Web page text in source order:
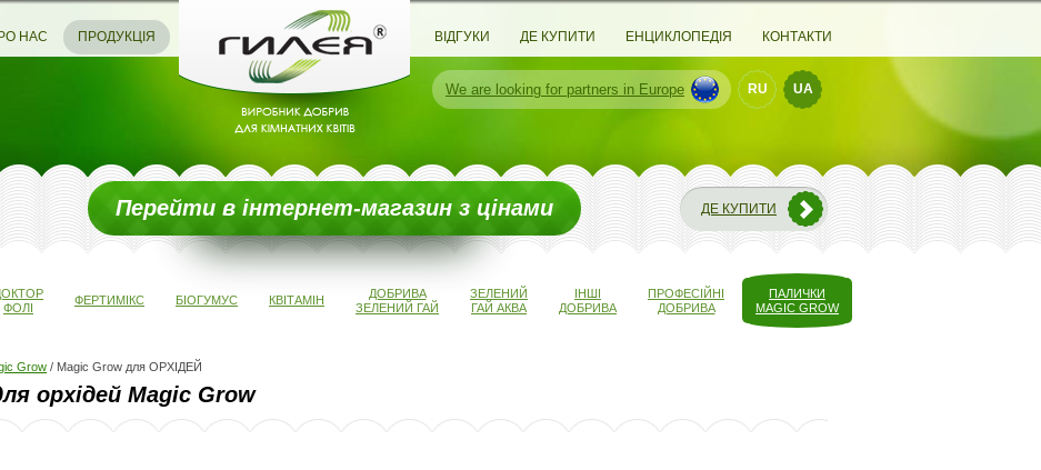
НАС ПРОДУКЦІЯ ВІДГУКИ ДЕ КУПИТИ ЕНЦИКЛОПЕДІЯ КОНТАКТИ
We are looking for partners in Europe RU UA
Перейти в інтернет-магазин з цінами ДЕ КУПИТИ
ФОЛІ
ФЕРТИМІКС БІОГУМУС КВІТАМІН
ДОБРИВА
ЗЕЛЕНИЙ ГАЙ
ЗЕЛЕНИЙ
ГАЙ АКВА
ІНШІ
ДОБРИВА
ПРОФЕСІЙНІ
ДОБРИВА
ПАЛИЧКИ
MAGIC GROW
Grow / Magic Grow для ОРХІДЕЙ
орхідей Magic Grow